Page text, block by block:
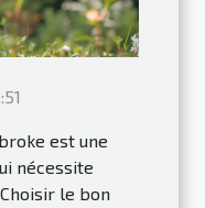
est une
nécessite
le bon